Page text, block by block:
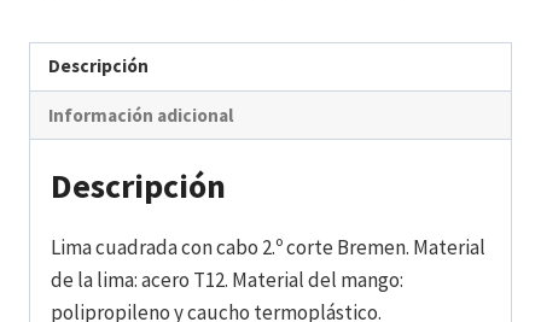
Descripción
Información adicional
Descripción
Lima cuadrada con cabo 2.º corte Bremen. Material
de la lima: acero T12. Material del mango:
polipropileno y caucho termoplástico.